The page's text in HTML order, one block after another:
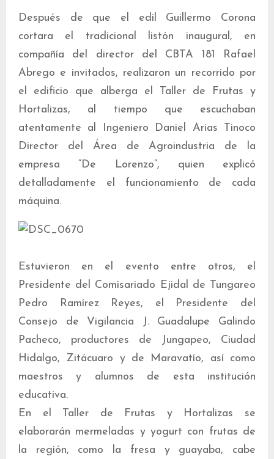
Después de que el edil Guillermo Corona
cortara el tradicional listón inaugural, en
compañía del director del CBTA 181 Rafael
Abrego e invitados, realizaron un recorrido por
el edificio que alberga el Taller de Frutas y
Hortalizas, al tiempo que escuchaban
atentamente al Ingeniero Daniel Arias Tinoco
Director del Área de Agroindustria de la
empresa “De Lorenzo”, quien explicó
detalladamente el funcionamiento de cada
máquina.
Estuvieron en el evento entre otros, el
Presidente del Comisariado Ejidal de Tungareo
Pedro Ramírez Reyes, el Presidente del
Consejo de Vigilancia J. Guadalupe Galindo
Pacheco, productores de Jungapeo, Ciudad
Hidalgo, Zitácuaro y de Maravatío, así como
maestros y alumnos de esta institución
educativa.
En el Taller de Frutas y Hortalizas se
elaborarán mermeladas y yogurt con frutas de
la región, como la fresa y guayaba, cabe